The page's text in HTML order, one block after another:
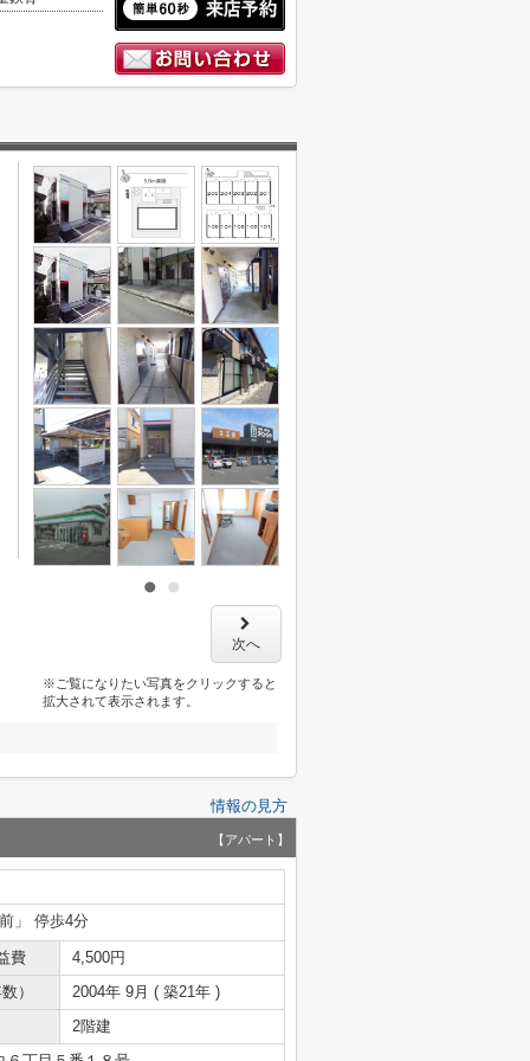
次へ
※ご覧になりたい写真をクリックすると
拡大されて表示されます。
情報の見方
【アパート】
」 停歩4分
費
4,500円
）
2004年 9月 ( 築21年 )
2階建